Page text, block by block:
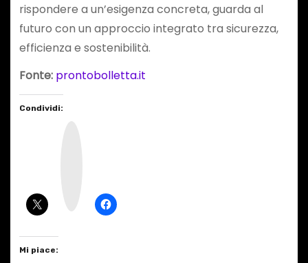
rispondere a un’esigenza concreta, guarda al
futuro con un approccio integrato tra sicurezza,
efficienza e sostenibilità.
Fonte: prontobolletta.it
Condividi:
Mi piace: